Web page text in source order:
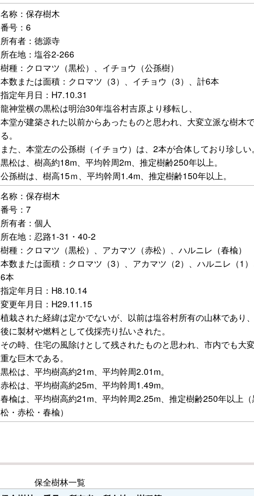
名称：保存樹木
番号：6
所有者：徳源寺
所在地：塩谷2-266
樹種：クロマツ（黒松）、イチョウ（公孫樹）
本数または面積：クロマツ（3）、イチョウ（3）、計6本
指定年月日：H7.10.31
龍神堂横の黒松は明治30年塩谷村吉原より移転し、
本堂が建築された以前からあったものと思われ、大変立派な樹木
る。
また、本堂左の公孫樹（イチョウ）は、2本が合体しており珍しい
黒松は、樹高約18m、平均幹周2m、推定樹齢250年以上。
公孫樹は、樹高15ｍ、平均幹周1.4m、推定樹齢150年以上。
名称：保存樹木
番号：7
所有者：個人
所在地：忍路1-31・40-2
樹種：クロマツ（黒松）、アカマツ（赤松）、ハルニレ（春楡）
本数または面積：クロマツ（3）、アカマツ（2）、ハルニレ（1
6本
指定年月日：H8.10.14
変更年月日：H29.11.15
植栽された経緯は定かでないが、以前は塩谷村所有の山林であり
後に製材や燃料として伐採売り払いされた。
その時、住宅の風除けとして残されたものと思われ、市内でも大
重な巨木である。
黒松は、平均樹高約21m、平均幹周2.01m。
赤松は、平均樹高約25m、平均幹周1.49m。
春楡は、平均樹高約21m、平均幹周2.25m、推定樹齢250年以上
松・赤松・春楡）
保全樹林一覧